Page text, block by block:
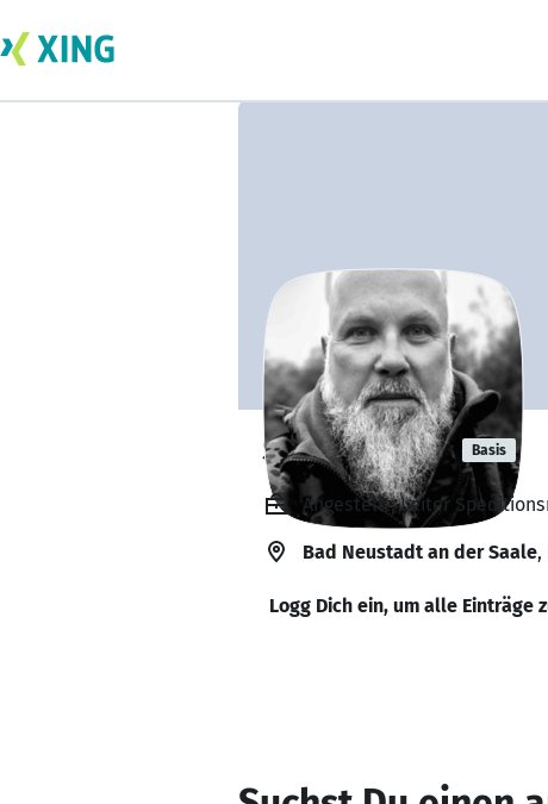
Sven Fischer Basis
Angestellt, Leiter
Bad Neustadt an der Saale,
Logg Dich ein, um alle Einträge